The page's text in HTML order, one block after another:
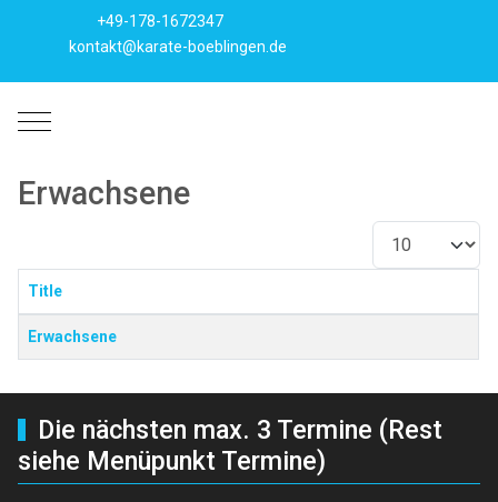
+49-178-1672347
kontakt@karate-boeblingen.de
Mobile Menu Toggle
Erwachsene
Beiträge
Title
Erwachsene
Die nächsten max. 3 Termine (Rest
siehe Menüpunkt Termine)